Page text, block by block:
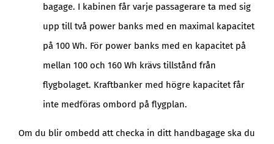
bagage. I kabinen får varje passagerare ta med sig
upp till två power banks med en maximal kapacitet
på 100 Wh. För power banks med en kapacitet på
mellan 100 och 160 Wh krävs tillstånd från
flygbolaget. Kraftbanker med högre kapacitet får
inte medföras ombord på flygplan.
Om du blir ombedd att checka in ditt handbagage ska du